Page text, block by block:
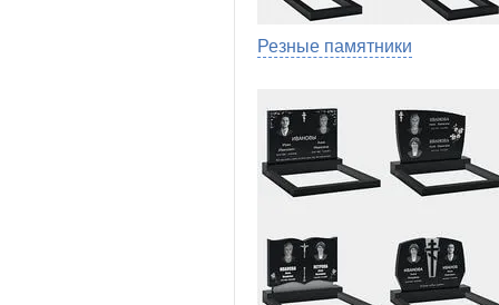
Резные памятники